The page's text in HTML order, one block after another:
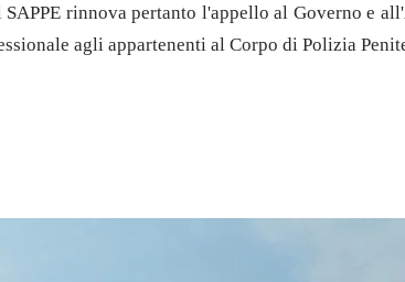
rinnova pertanto l'appello al Governo e
agli appartenenti al Corpo di Polizia